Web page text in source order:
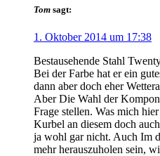
Tom sagt:
1. Oktober 2014 um 17:38
Bestausehende Stahl
Bei der Farbe hat er ein
dann aber doch eher
Aber Die Wahl der
Frage stellen. Was mich
Kurbel an diesem doch
ja wohl gar nicht. Auch Im
mehr herauszuholen sein,